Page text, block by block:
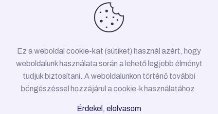
Ez a weboldal cookie-kat (sütiket) használ azért, hogy
weboldalunk használata során a lehető legjobb élményt
tudjuk biztosítani. A weboldalunkon történő további
böngészéssel hozzájárul a cookie-k használatához.
Érdekel, elolvasom